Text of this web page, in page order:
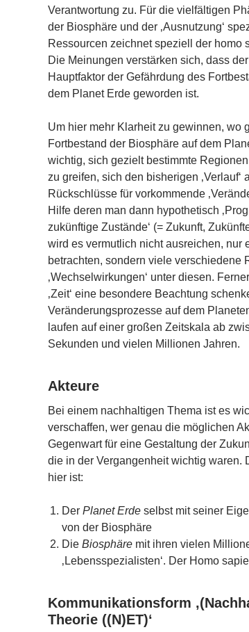
Verantwortung zu. Für die vielfältigen
der Biosphäre und der ‚Ausnutzung‘
Ressourcen zeichnet speziell der homo
Die Meinungen verstärken sich, dass
Hauptfaktor der Gefährdung des
dem Planet Erde geworden ist.
Um hier mehr Klarheit zu gewinnen, wo
Fortbestand der Biosphäre auf dem
wichtig, sich gezielt bestimmte
zu greifen, sich den bisherigen ‚Verlauf‘
Rückschlüsse für vorkommende
Hilfe deren man dann hypothetisch
zukünftige Zustände‘ (= Zukunft,
wird es vermutlich nicht ausreichen, nur
betrachten, sondern viele verschiedene
‚Wechselwirkungen‘ unter diesen.
‚Zeit‘ eine besondere Beachtung
Veränderungsprozesse auf dem
laufen auf einer großen Zeitskala ab
Sekunden und vielen Millionen Jahren.
Akteure
Bei einem nachhaltigen Thema ist es
verschaffen, wer genau die möglichen
Gegenwart für eine Gestaltung der
die in der Vergangenheit wichtig waren.
hier ist:
Der Planet Erde selbst mit seiner
von der Biosphäre
Die Biosphäre mit ihren vielen
‚Lebensspezialisten‘. Der Homo
Kommunikationsform
Theorie ((N)ET)‘